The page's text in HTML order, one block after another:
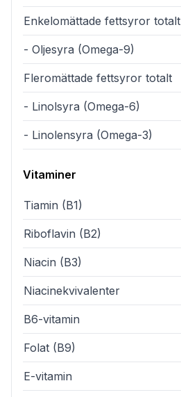
Enkelomättade fettsyror totalt
- Oljesyra (Omega-9)
Fleromättade fettsyror totalt
- Linolsyra (Omega-6)
- Linolensyra (Omega-3)
Vitaminer
Tiamin (B1)
Riboflavin (B2)
Niacin (B3)
Niacinekvivalenter
B6-vitamin
Folat (B9)
E-vitamin